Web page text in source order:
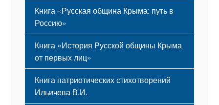
Книга «Русская община Крыма: путь в
Россию»
Книга «История Русской общины Крыма
от первых лиц»
Книга патриотических стихотворений
Ильичева В.И.